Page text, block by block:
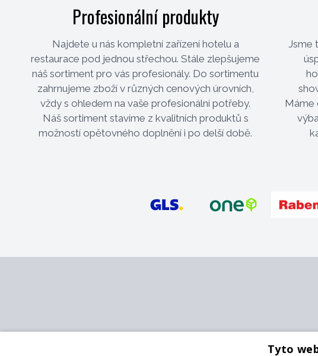
Profesionální produkty
Najdete u nás kompletní zařízení hotelu a
restaurace pod jednou střechou. Stále zlepšujeme
náš sortiment pro vás profesionály. Do sortimentu
zahrnujeme zboží v různých cenových úrovních,
vždy s ohledem na vaše profesionální potřeby.
Náš sortiment stavíme z kvalitních produktů s
možností opětovného doplnění i po delší době.
Jsme
Máme
Tyto